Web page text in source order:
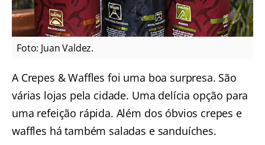
Foto: Juan Valdez.
A Crepes & Waffles foi uma boa surpresa. São
várias lojas pela cidade. Uma delícia opção para
uma refeição rápida. Além dos óbvios crepes e
waffles há também saladas e sanduíches.